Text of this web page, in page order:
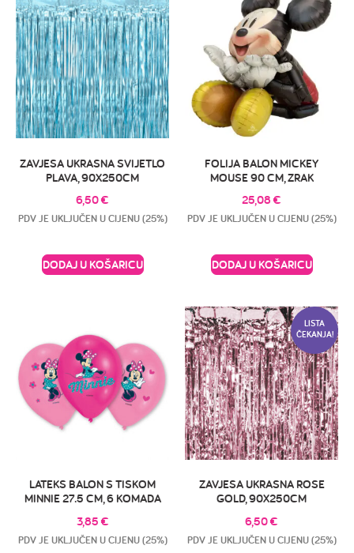
ZAVJESA UKRASNA SVIJETLO
PLAVA, 90X250CM
6,50€
PDV JE UKLJUČEN U CIJENU (25%)
DODAJ U KOŠARICU
FOLIJA BALON MICKEY
MOUSE 90 CM, ZRAK
25,08 €
PDV JE UKLJUČEN U CIJENU (25%)
DODAJ U KOŠARICU
LATEKS BALON S TISKOM
MINNIE 27.5 CM, 6 KOMADA
3,85 €
PDV JE UKLJUČEN U CIJENU (25%)
LISTA
ČEKANJA!
ZAVJESA UKRASNA ROSE
GOLD, 90X250CM
6,50€
PDV JE UKLJUČEN U CIJENU (25%)